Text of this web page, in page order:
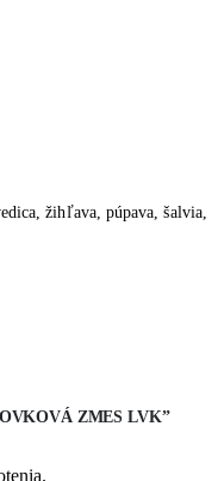
žihľava, púpava, šalvia,
ZMES LVK”